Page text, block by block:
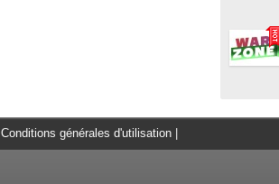
Conditions générales d'utilisation